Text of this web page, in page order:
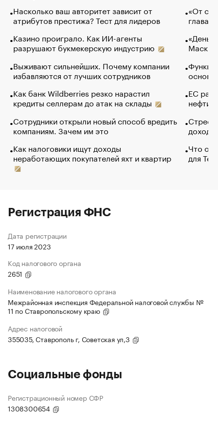
Насколько ваш авторитет зависит от
атрибутов престижа? Тест для лидеров
Казино проиграло. Как ИИ-агенты
разрушают букмекерскую индустрию
Выживают сильнейших. Почему компании
избавляются от лучших сотрудников
Как банк Wildberries резко нарастил
кредиты селлерам до атак на склады
Сотрудники открыли новый способ вредить
компаниям. Зачем им это
Как налоговики ищут доходы
неработающих покупателей яхт и квартир
«От
глава
Маск в
основ
ЕС
нефти
Что
для
Регистрация ФНС
Дата регистрации
17 июля 2023
Код налогового органа
2651
Наименование налогового органа
Межрайонная инспекция Федеральной налоговой службы №
11 по Ставропольскому краю
Адрес налоговой
355035, Ставрополь г, Советская ул,3
Социальные фонды
Регистрационный номер СФР
1308300654